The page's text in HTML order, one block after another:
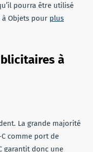
pourra être utilisé
à Objets pour plus
à
La grande majorité
comme port de
garantit donc une